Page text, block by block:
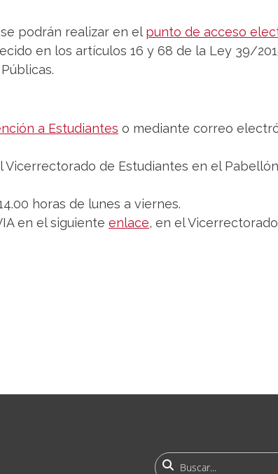
podrán realizar en el punto de acceso
en los artículos 16 y 68 de la Ley 39/
a Estudiantes o mediante correo
Vicerrectorado de Estudiantes en el
horas de lunes a viernes.
en el siguiente enlace, en el
Buscar